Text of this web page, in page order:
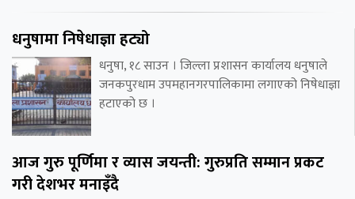
धनुषामा निषेधाज्ञा हट्यो
धनुषा, १८ साउन । जिल्ला प्रशासन कार्यालय धनुषाले
जनकपुरधाम उपमहानगरपालिकामा लगाएको निषेधाज्ञा
हटाएको छ ।
आज गुरु पूर्णिमा र व्यास जयन्ती: गुरुप्रति सम्मान प्रकट
गरी देशभर मनाइँदै